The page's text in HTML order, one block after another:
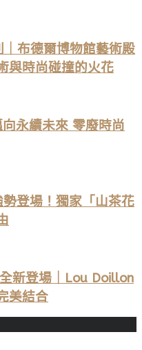
布德爾博物館藝術殿
與時尚碰撞的火花
永續未來 零廢時尚
勢登場！獨家「山茶花
新登場｜Lou Doillon
美結合